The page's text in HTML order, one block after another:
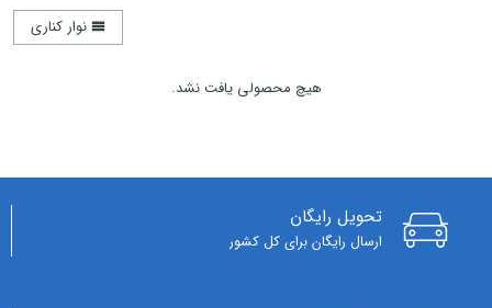
نوار کناری
هیچ محصولی یافت نشد.
تحویل رایگان
ارسال رایگان برای کل کشور